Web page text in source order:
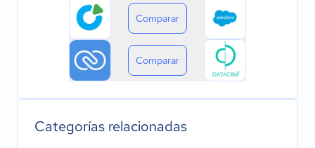
Comparar
Comparar
Categorías relacionadas